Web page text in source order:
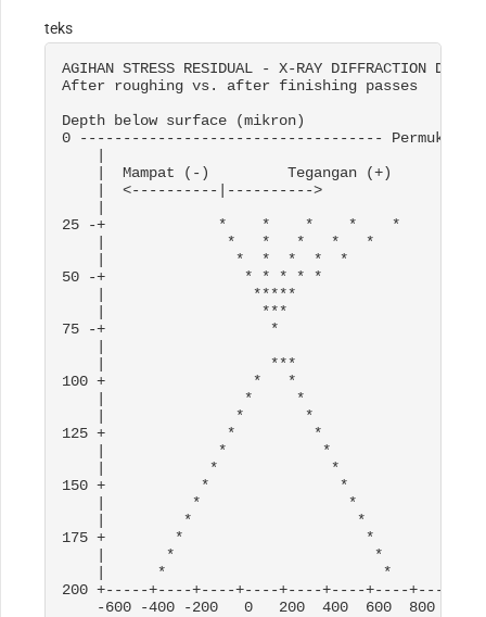
teks
AGIHAN STRESS RESIDUAL - X-RAY DIFFRACTION DATA
After roughing vs. after finishing passes
Depth below surface (mikron)
0 ----------------------------------- Permukaan
    |
    |  Mampat (-)         Tegangan (+)
    |  <----------|---------->
    |
25 -+             *    *    *    *    *
    |              *   *   *   *   *
    |               *  *  *  *  *
50 -+                * * * * *
    |                 *****
    |                  ***
75 -+                   *
    |
    |                   ***
100 +                 *   *
    |                *     *
    |               *       *
125 +              *         *
    |             *           *
    |            *             *
150 +           *               *
    |          *                 *
    |         *                   *
175 +        *                     *
    |       *                       *
    |      *                         *
200 +-----+----+----+----+----+----+----+----+
    -600 -400 -200   0   200  400  600  800